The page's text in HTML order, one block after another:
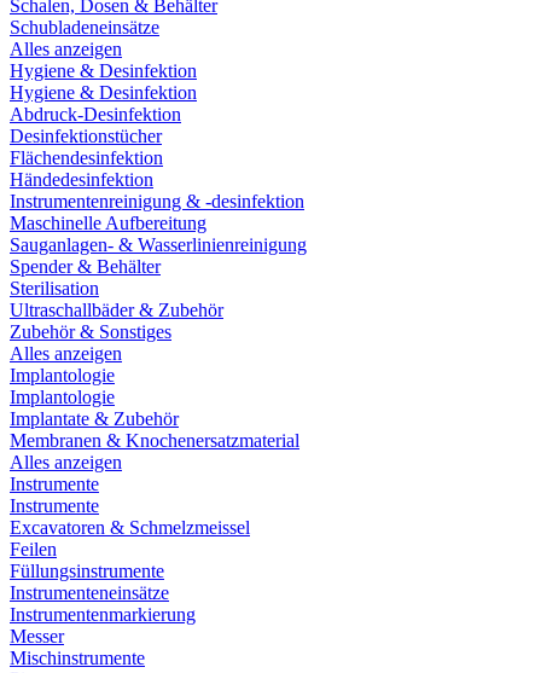
Schalen, Dosen & Behälter
Schubladeneinsätze
Alles anzeigen
Hygiene & Desinfektion
Hygiene & Desinfektion
Abdruck-Desinfektion
Desinfektionstücher
Flächendesinfektion
Händedesinfektion
Instrumentenreinigung & -desinfektion
Maschinelle Aufbereitung
Sauganlagen- & Wasserlinienreinigung
Spender & Behälter
Sterilisation
Ultraschallbäder & Zubehör
Zubehör & Sonstiges
Alles anzeigen
Implantologie
Implantologie
Implantate & Zubehör
Membranen & Knochenersatzmaterial
Alles anzeigen
Instrumente
Instrumente
Excavatoren & Schmelzmeissel
Feilen
Füllungsinstrumente
Instrumenteneinsätze
Instrumentenmarkierung
Messer
Mischinstrumente